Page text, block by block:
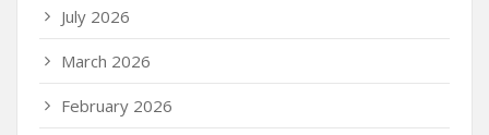
July 2026
March 2026
February 2026